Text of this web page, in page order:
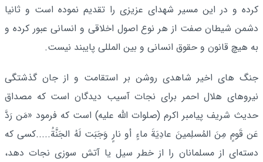
کرده و در این مسیر شهدای عزیزی را تقدیم نموده است و ثانیا
دشمن شیطان صفت از هر نوع اصول اخلاقی و انسانی عبور کرده و
به هیچ قانون و حقوق انسانی و بین المللی پایبند نیست.
جنگ های اخیر شاهدی روشن بر استقامت و از جان گذشتگی
نیروهای هلال احمر برای نجات آسیب دیدگان است که مصداق
حدیث شریف پیامبر اکرم (صلوات الله علیه) است که فرمود «مَن رَدَّ
عَن قَومٍ مِنَ المُسلِمینَ عادِیَةَ ماءٍ أو نارٍ وَجَبَت لَهُ الجَنَّةُ.....کسی که
دسته‌ای از مسلمانان را از خطر سیل یا آتش سوزی نجات دهد،